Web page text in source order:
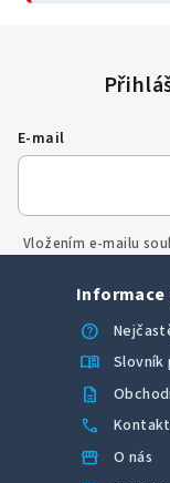
E-mail
Vložením e-mailu
Informace
help
menu_book Slovník
description
call
storefront O nás